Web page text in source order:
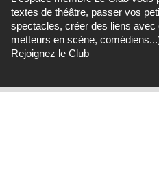
textes de théâtre, passer vos
spectacles, créer des liens
metteurs en scène,
Rejoignez le Club